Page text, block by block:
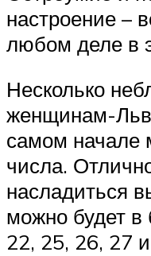
настроение –
любом деле в
Несколько
женщинам-
самом начале
числа.
насладиться
можно будет в
22, 25, 26, 27